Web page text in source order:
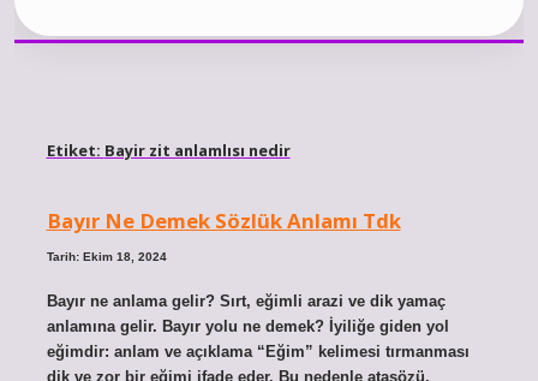
Etiket: Bayir zit anlamlısı nedir
Bayır Ne Demek Sözlük Anlamı Tdk
Tarih: Ekim 18, 2024
Bayır ne anlama gelir? Sırt, eğimli arazi ve dik yamaç
anlamına gelir. Bayır yolu ne demek? İyiliğe giden yol
eğimdir: anlam ve açıklama “Eğim” kelimesi tırmanması
dik ve zor bir eğimi ifade eder. Bu nedenle atasözü,